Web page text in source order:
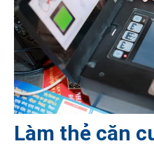
Làm thẻ căn